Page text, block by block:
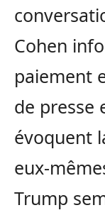
Cohen
paiement
de presse
évoquent
eux-
Trump